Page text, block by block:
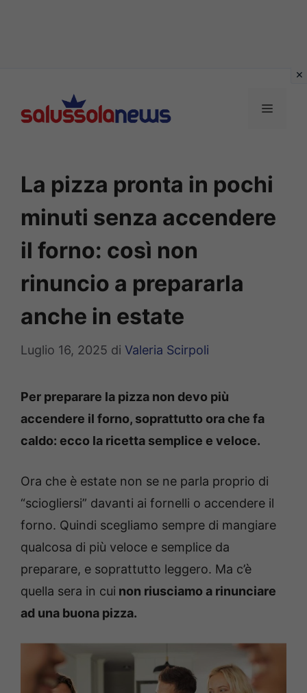
contenuto
MENU
La pizza pronta in pochi
minuti senza accendere
il forno: così non
rinuncio a prepararla
anche in estate
Luglio 16, 2025 di Valeria Scirpoli
Per preparare la pizza non devo più
accendere il forno, soprattutto ora che fa
caldo: ecco la ricetta semplice e veloce.
Ora che è estate non se ne parla proprio di
“sciogliersi” davanti ai fornelli o accendere il
forno. Quindi scegliamo sempre di mangiare
qualcosa di più veloce e semplice da
preparare, e soprattutto leggero. Ma c’è
quella sera in cui non riusciamo a rinunciare
ad una buona pizza.